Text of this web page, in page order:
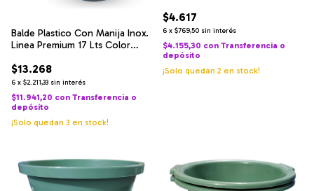
Balde Plastico Con Manija Inox.
Linea Premium 17 Lts Color
$13.268
6 x $2.211,33 sin interés
$11.941,20 con Transferencia o
depósito
¡Solo quedan 3 en stock!
$4.617
6 x $769,50 sin interés
$4.155,30 con Transferencia o
depósito
¡Solo quedan 2 en stock!